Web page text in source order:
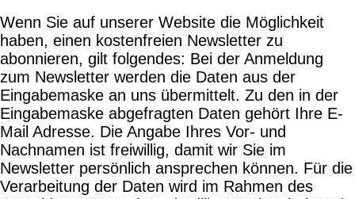
Wenn Sie auf unserer Website die Möglichkeit
haben, einen kostenfreien Newsletter zu
abonnieren, gilt folgendes: Bei der Anmeldung
zum Newsletter werden die Daten aus der
Eingabemaske an uns übermittelt. Zu den in der
Eingabemaske abgefragten Daten gehört Ihre E-
Mail Adresse. Die Angabe Ihres Vor- und
Nachnamen ist freiwillig, damit wir Sie im
Newsletter persönlich ansprechen können. Für die
Verarbeitung der Daten wird im Rahmen des